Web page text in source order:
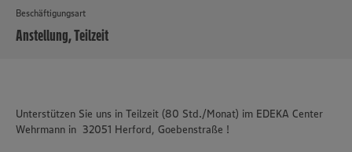
Beschäftigungsart
Anstellung, Teilzeit
Unterstützen Sie uns in Teilzeit (80 Std./Monat) im EDEKA Center
Wehrmann in 32051 Herford, Goebenstraße !